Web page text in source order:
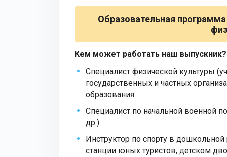
Образовательная
Кем может работать наш выпускник?
Специалист физической культуры
государственных и частных
образования.
Специалист по начальной военной
др.)
Инструктор по спорту в
станции юных туристов, детском